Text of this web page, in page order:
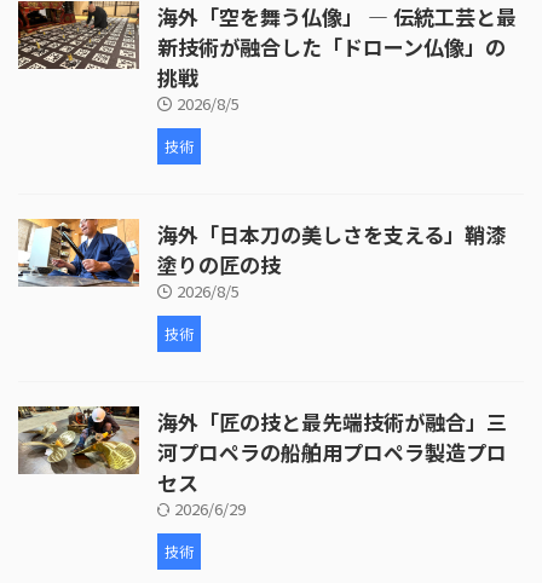
海外「空を舞う仏像」 ― 伝統工芸と最
新技術が融合した「ドローン仏像」の
挑戦
2026/8/5
技術
海外「日本刀の美しさを支える」鞘漆
塗りの匠の技
2026/8/5
技術
海外「匠の技と最先端技術が融合」三
河プロペラの船舶用プロペラ製造プロ
セス
2026/6/29
技術